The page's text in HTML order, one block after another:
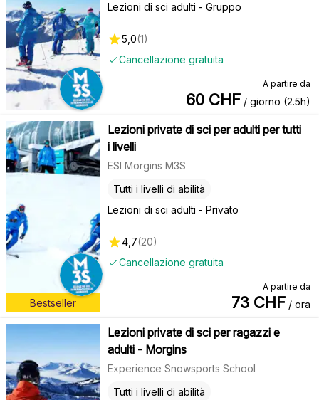
Lezioni di sci adulti - Gruppo
Cancellazione gratuita
5,0(1)
A partire da
60 CHF / giorno (2.5h)
Bestseller
Lezioni private di sci per adulti per tutti
i livelli
ESI Morgins M3S
Lezioni di sci adulti - Privato
Tutti i livelli di abilità
Cancellazione gratuita
4,7(20)
A partire da
73 CHF / ora
Lezioni private di sci per ragazzi e
adulti - Morgins
Experience Snowsports School
Tutti i livelli di abilità